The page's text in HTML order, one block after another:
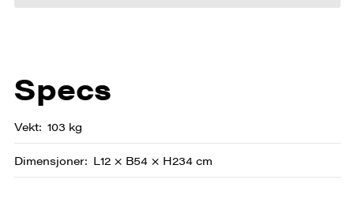
Specs
Vekt 103 kg
Dimensjoner L12 × B54 × H234 cm